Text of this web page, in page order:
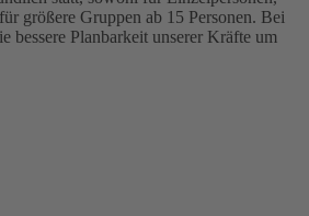
größere Gruppen ab 15 Personen. Bei
bessere Planbarkeit unserer Kräfte um